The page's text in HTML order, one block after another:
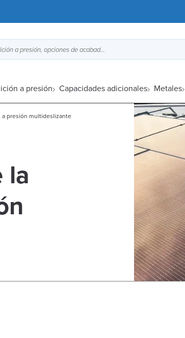
Guía de diseño para fundición a presión, opciones de acabado superficial, etc.
a presión Capacidades adicionales Metales
presión multideslizante
la